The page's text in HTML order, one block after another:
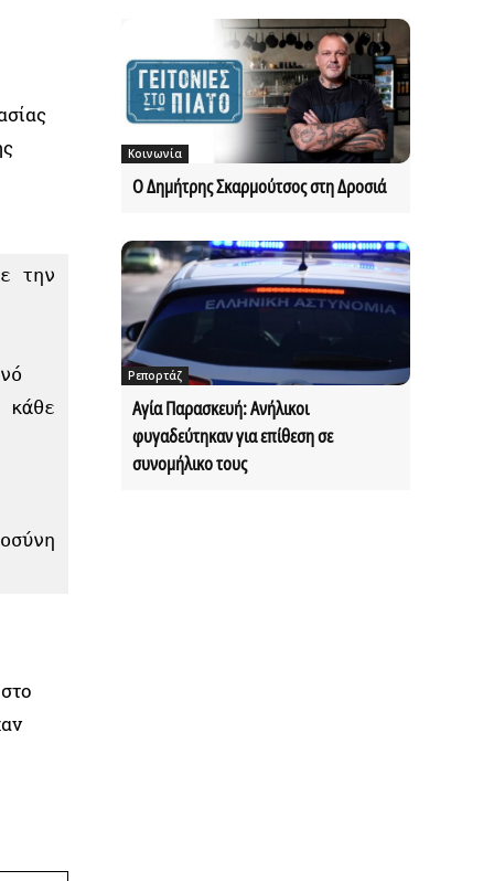
την
κάθε
Κοινωνία
Ο Δημήτρης Σκαρμούτσος στη Δροσιά
Ρεπορτάζ
Αγία Παρασκευή: Ανήλικοι
φυγαδεύτηκαν για επίθεση σε
συνομήλικο τους